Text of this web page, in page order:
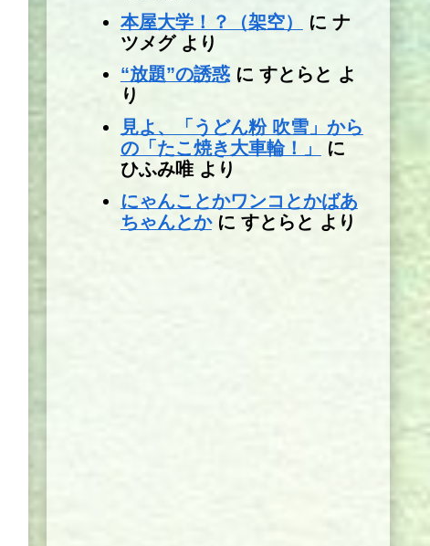
本屋大学！？（架空）
に ナ
ツメグより
“放題”の誘惑に すとらと よ
り
見よ、「うどん粉 吹雪」から
の「たこ焼き大車輪！」
に
ひふみ唯より
にゃんことかワンコとかばあ
ちゃんとかに すとらと より